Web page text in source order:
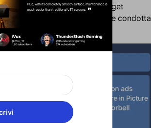
una varietà di questi gadget
3, secondo una revisione condotta